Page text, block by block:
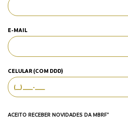
E-MAIL
CELULAR (COM DDD)
ACEITO RECEBER NOVIDADES DA MBRF*